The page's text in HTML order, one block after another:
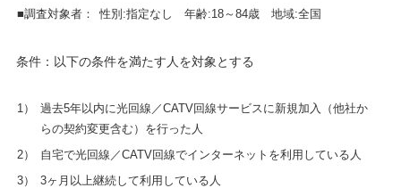
■調査対象者：
性別:指定なし 年齢:18～84歳 地域:全国
条件：以下の条件を満たす人を対象とする
1）
過去5年以内に光回線／CATV回線サービスに新規加入（他社か
らの契約変更含む）を行った人
2）
自宅で光回線／CATV回線でインターネットを利用している人
3）
3ヶ月以上継続して利用している人